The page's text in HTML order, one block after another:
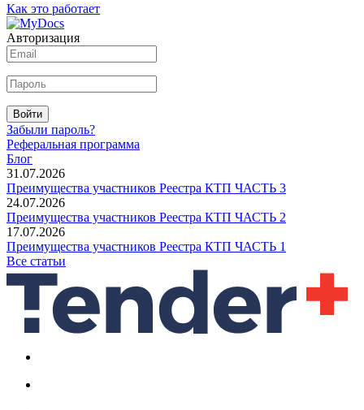
Как это работает
Авторизация
Войти
Забыли пароль?
Реферальная программа
Блог
31.07.2026
Преимущества участников Реестра КТП ЧАСТЬ 3
24.07.2026
Преимущества участников Реестра КТП ЧАСТЬ 2
17.07.2026
Преимущества участников Реестра КТП ЧАСТЬ 1
Все статьи